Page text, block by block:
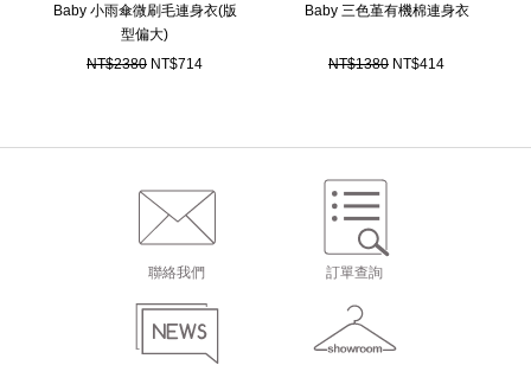
Baby 小雨傘微刷毛連身衣(版
型偏大)
NT$2380 NT$714
Baby 三色堇有機棉連身衣
NT$1380 NT$414
聯絡我們 訂單查詢